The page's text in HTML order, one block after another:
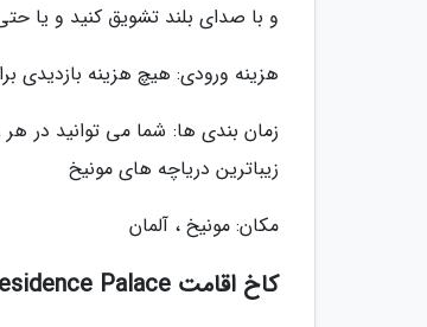
و با صدای بلند تشویق کنید و یا
هزینه ورودی: هیچ هزینه بازدیدی
زمان بندی ها: شما می توانید در
زیباترین دریاچه های مونیخ
مکان: مونیخ ، آلمان
کاخ اقامت Residence Palace